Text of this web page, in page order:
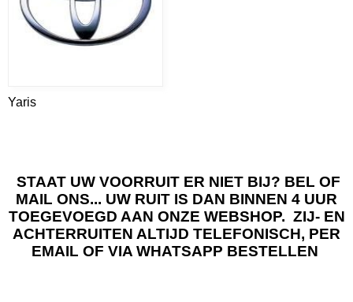
Yaris
STAAT UW VOORRUIT ER NIET BIJ? BEL OF
MAIL ONS... UW RUIT IS DAN BINNEN 4 UUR
TOEGEVOEGD AAN ONZE WEBSHOP. ZIJ- EN
ACHTERRUITEN ALTIJD TELEFONISCH, PER
EMAIL OF VIA WHATSAPP BESTELLEN